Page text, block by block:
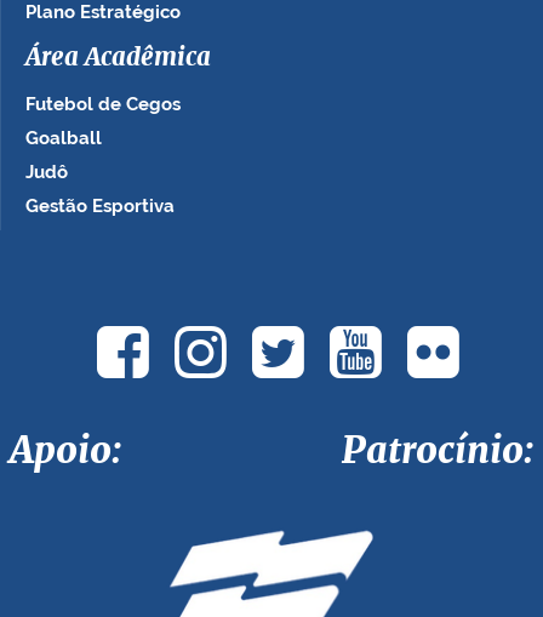
Plano Estratégico
Área Acadêmica
Futebol de Cegos
Goalball
Judô
Gestão Esportiva
Apoio: Patrocínio: